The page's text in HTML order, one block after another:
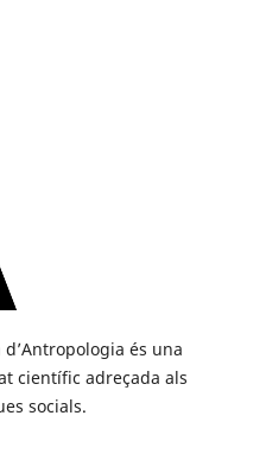
és una
científic adreçada als
socials.